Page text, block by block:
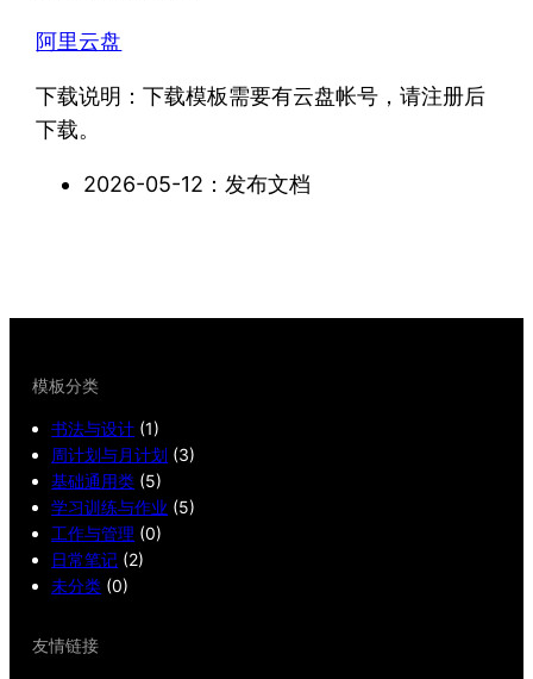
阿里云盘
下载说明：下载模板需要有云盘帐号，请注册后
下载。
2026-05-12：发布文档
模板分类
书法与设计 (1)
周计划与月计划 (3)
基础通用类 (5)
学习训练与作业 (5)
工作与管理 (0)
日常笔记 (2)
未分类 (0)
友情链接